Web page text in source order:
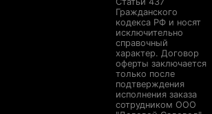
Гражданского
кодекса РФ и носят
исключительно
справочный
характер. Договор
оферты заключается
только после
подтверждения
исполнения заказа
сотрудником ООО